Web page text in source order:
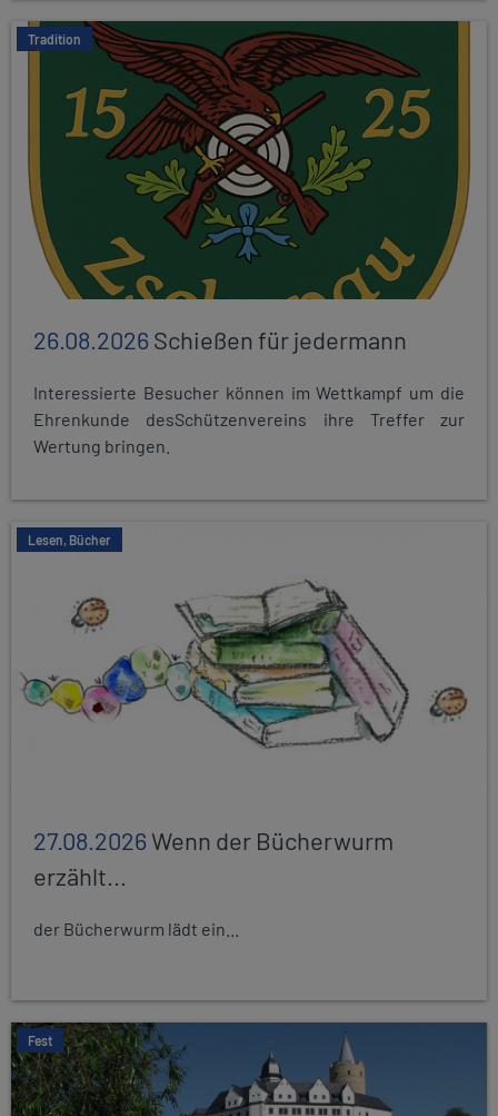
Tradition
26.08.2026Schießen für jedermann
Interessierte Besucher können im Wettkampf um die
Ehrenkunde desSchützenvereins ihre Treffer zur
Wertung bringen.
Lesen, Bücher
27.08.2026Wenn der Bücherwurm
erzählt...
der Bücherwurm lädt ein...
Fest